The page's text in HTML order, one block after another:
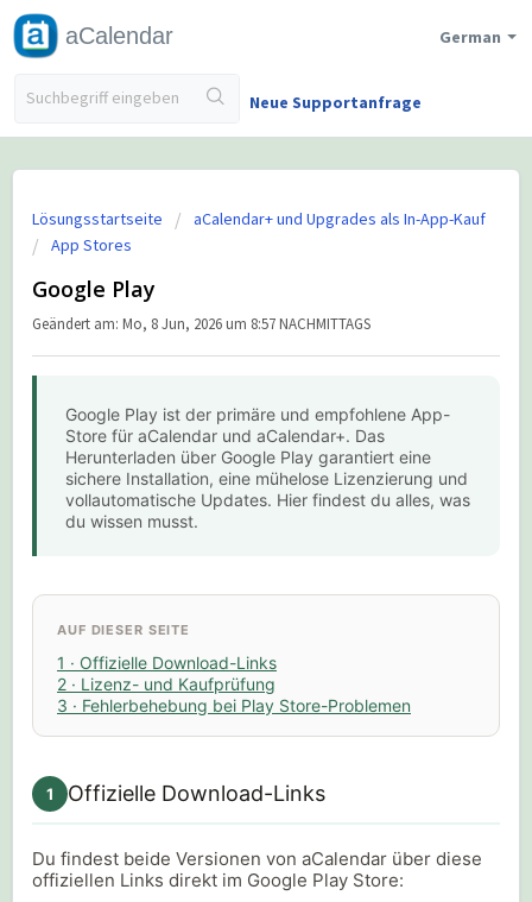
aCalendar German
Neue Supportanfrage
Lösungsstartseite
aCalendar+ und Upgrades als In-App-Kauf
App Stores
Google Play
Geändert am: Mo, 8 Jun, 2026 um 8:57 NACHMITTAGS
Google Play ist der primäre und empfohlene App-
Store für aCalendar und aCalendar+. Das
Herunterladen über Google Play garantiert eine
sichere Installation, eine mühelose Lizenzierung und
vollautomatische Updates. Hier findest du alles, was
du wissen musst.
AUF DIESER SEITE
1 · Offizielle Download-Links
2 · Lizenz- und Kaufprüfung
3 · Fehlerbehebung bei Play Store-Problemen
1 Offizielle Download-Links
Du findest beide Versionen von aCalendar über diese
offiziellen Links direkt im Google Play Store: